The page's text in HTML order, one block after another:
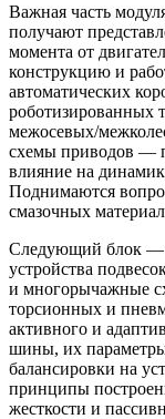
Важная часть
получают
момента от
конструкцию и
автоматических
роботизированных
межосевых/
схемы приводов —
влияние на
Поднимаются
смазочных
Следующий блок —
устройства
и многорычажные
торсионных и
активного и
шины, их
балансировки на
принципы
жесткости и